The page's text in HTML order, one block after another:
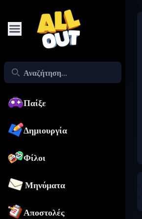
Παίξε
Δημιουργία
Φίλοι
Μηνύματα
Αποστολές